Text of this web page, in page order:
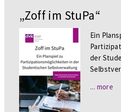
„Zoff im StuPa“
Ein
der
... more